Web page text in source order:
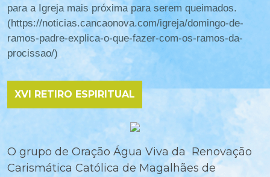
para a Igreja mais próxima para serem queimados.
(https://noticias.cancaonova.com/igreja/domingo-de-
ramos-padre-explica-o-que-fazer-com-os-ramos-da-
procissao/)
XVI RETIRO ESPIRITUAL
O grupo de Oração Água Viva da Renovação
Carismática Católica de Magalhães de